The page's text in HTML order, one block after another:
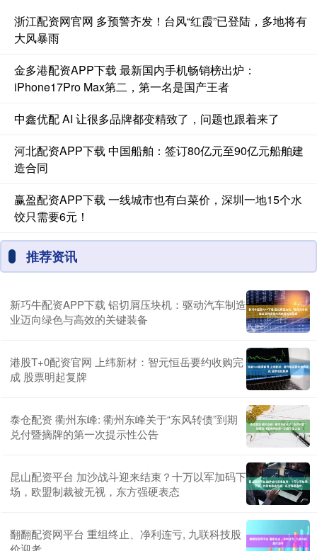
浙江配资网官网 多预警齐发！台风“红霞”已登陆，多地将有
大风暴雨
金多港配资APP下载 最新国内手机畅销榜出炉：
iPhone17Pro Max第二，第一名是国产王者
中鑫优配 AI 让很多品牌都变精致了，问题也跟着来了
河北配资APP下载 中国船舶：签订80亿元至90亿元船舶建
造合同
赢盈配资APP下载 一线城市也有白菜价，深圳一地15个水
饺只需要6元！
推荐资讯
新巧牛配资APP下载 铝切屑压块机：驱动汽车制造
业迈向绿色与高效的关键装备
港股T+0配资官网 上纬新材：智元恒岳要约收购完
成 股票明起复牌
泰仓配资 衢州东峰: 衢州东峰关于“东风转债”到期
兑付暨摘牌的第一次提示性公告
昆山配资平台 加沙战斗迎来结束？十万以军加码下
场，欧盟制裁被无视，东方强硬表态
翻翻配资网平台 重组终止、净利连亏, 九联科技股